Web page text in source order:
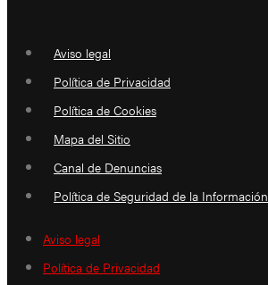
Aviso legal
Política de Privacidad
Política de Cookies
Mapa del Sitio
Canal de Denuncias
Política de Seguridad de la Información
Aviso legal
Política de Privacidad